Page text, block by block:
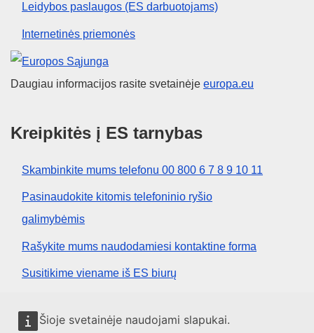
Šioje svetainėje naudojami slapukai.
Leidybos paslaugos (ES darbuotojams)
Internetinės priemonės
Europos Sąjunga
Daugiau informacijos rasite svetainėje europa.eu
Kreipkitės į ES tarnybas
Skambinkite mums telefonu 00 800 6 7 8 9 10 11
Pasinaudokite kitomis telefoninio ryšio
galimybėmis
Rašykite mums naudodamiesi kontaktine forma
Susitikime viename iš ES biurų
Socialiniai tinklai